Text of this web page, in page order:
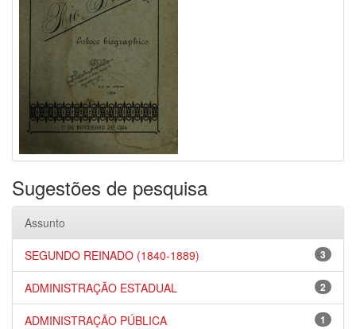
Sugestões de pesquisa
Assunto
3
SEGUNDO REINADO (1840-1889)
2
ADMINISTRAÇÃO ESTADUAL
1
ADMINISTRAÇÃO PÚBLICA